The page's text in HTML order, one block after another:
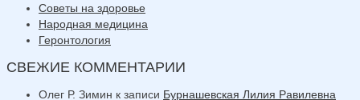
Советы на здоровье
Народная медицина
Геронтология
СВЕЖИЕ КОММЕНТАРИИ
Олег Р. Зимин к записи Бурнашевская Лилия Равилевна